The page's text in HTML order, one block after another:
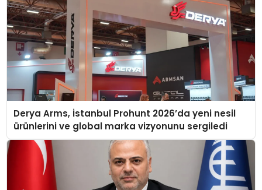
Derya Arms, İstanbul Prohunt 2026’da yeni nesil
ürünlerini ve global marka vizyonunu sergiledi